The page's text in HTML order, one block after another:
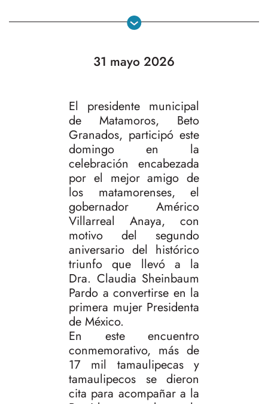
31 mayo 2026
El presidente municipal
de Matamoros, Beto
Granados, participó este
domingo en la
celebración encabezada
por el mejor amigo de
los matamorenses, el
gobernador Américo
Villarreal Anaya, con
motivo del segundo
aniversario del histórico
triunfo que llevó a la
Dra. Claudia Sheinbaum
Pardo a convertirse en la
primera mujer Presidenta
de México.
En este encuentro
conmemorativo, más de
17 mil tamaulipecas y
tamaulipecos se dieron
cita para acompañar a la